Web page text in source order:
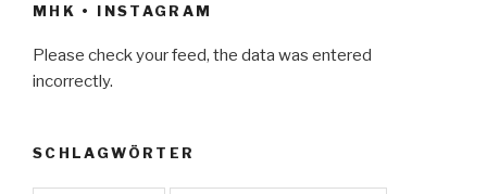
MHK • INSTAGRAM
Please check your feed, the data was entered
incorrectly.
SCHLAGWÖRTER